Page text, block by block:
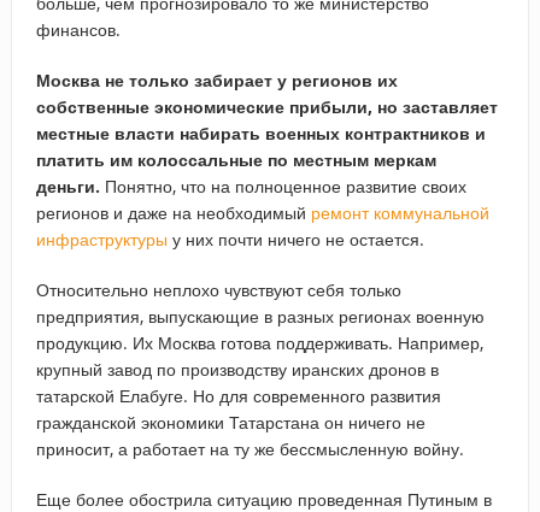
финансов.
Москва не только забирает у регионов их
собственные экономические прибыли, но заставляет
местные власти набирать военных контрактников и
платить им колоссальные по местным меркам
деньги. Понятно, что на полноценное развитие своих
регионов и даже на необходимый ремонт коммунальной
инфраструктуры у них почти ничего не остается.
Относительно неплохо чувствуют себя только
предприятия, выпускающие в разных регионах военную
продукцию. Их Москва готова поддерживать. Например,
крупный завод по производству иранских дронов в
татарской Елабуге. Но для современного развития
гражданской экономики Татарстана он ничего не
приносит, а работает на ту же бессмысленную войну.
Еще более обострила ситуацию проведенная Путиным в